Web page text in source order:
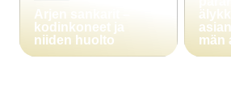
Arjen sankarit –
kodinkoneet ja
niiden huolto
män